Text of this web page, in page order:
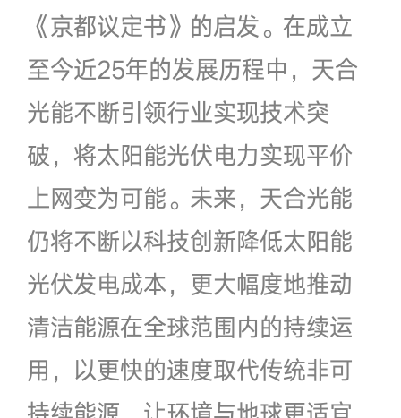
《京都议定书》的启发。在成立
至今近25年的发展历程中，天合
光能不断引领行业实现技术突
破，将太阳能光伏电力实现平价
上网变为可能。未来，天合光能
仍将不断以科技创新降低太阳能
光伏发电成本，更大幅度地推动
清洁能源在全球范围内的持续运
用，以更快的速度取代传统非可